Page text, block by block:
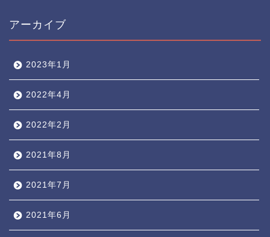
アーカイブ
2023年1月
2022年4月
2022年2月
2021年8月
2021年7月
2021年6月